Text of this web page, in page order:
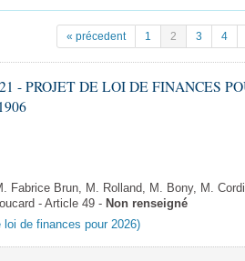
de l'Assemblée ... )
publics
« précedent 1 2 3 4
- PROJET DE LOI DE FINANCES
Fabrice Brun, M. Rolland, M. Bony, M.
- Article 49 - Non renseigné
de finances pour 2026)